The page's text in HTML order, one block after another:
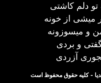
تو دلم کاشتی
میشی از خونه
و میسوزونه
و بردی
آزردی